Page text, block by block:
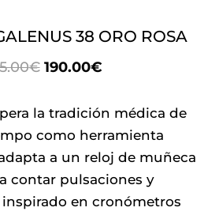
38 ORO ROSA
€ EL
ORIGINAL
ERA:
225.00€.
190.00€EL
ACTUAL
ES:
190.00€.
la tradición médica de
como herramienta
a un reloj de muñeca
contar pulsaciones y
inspirado en cronómetros